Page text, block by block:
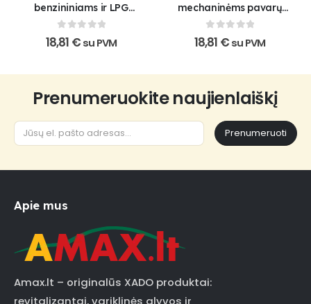
benzininiams ir LPG
varikliams
0out of 5
18,81 € su PVM
mechaninėms pavarų
dėžėms ir reduktoriams
0out of 5
18,81 € su PVM
Prenumeruokite naujienlaiškį
Prenumeruoti
Apie mus
Amax.lt – originalūs XADO produktai:
revitalizantai, variklinės alyvos ir